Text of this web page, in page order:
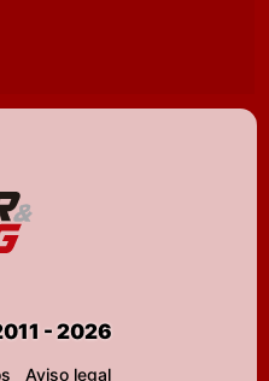
- 2026
Aviso legal